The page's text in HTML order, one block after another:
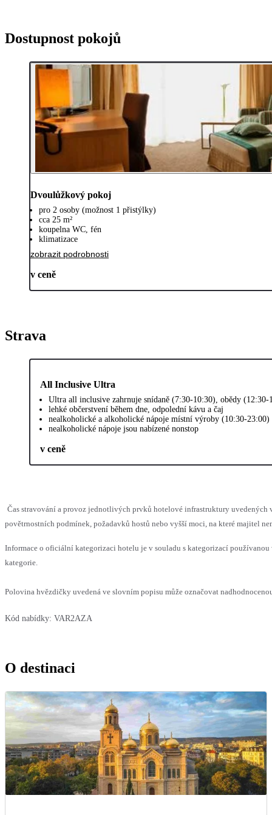
Dostupnost pokojů
Dvoulůžkový pokoj
pro 2 osoby (možnost 1 přistýlky)
cca 25 m²
koupelna WC, fén
klimatizace
zobrazit podrobnosti
v ceně
Strava
All Inclusive Ultra
Ultra all inclusive zahrnuje snídaně (7:30-10:30), obědy
lehké občerstvení během dne, odpolední kávu a čaj
nealkoholické a alkoholické nápoje místní výroby (10:30-23:00)
nealkoholické nápoje jsou nabízené nonstop
v ceně
Čas stravování a provoz jednotlivých prvků hotelové infrastruktury uvedených
povětrnostních podmínek, požadavků hostů nebo vyšší moci, na které majitel
Informace o oficiální kategorizaci hotelu je v souladu s kategorizací
kategorie.
Polovina hvězdičky uvedená ve slovním popisu může označovat
Kód nabídky: VAR2AZA
O destinaci